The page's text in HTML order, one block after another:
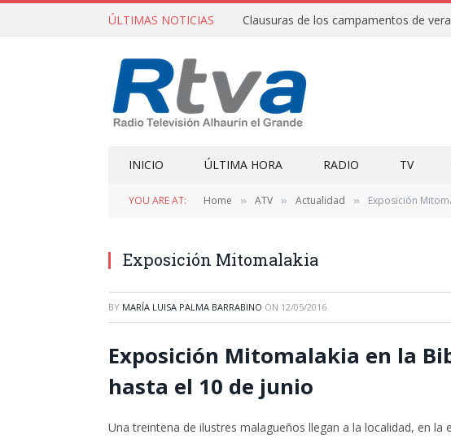
ÚLTIMAS NOTICIAS
INICIO ÚLTIMA HORA RADIO TV
YOU ARE AT: Home » ATV » Actualidad » Exposición
Exposición Mitomalakia
BY MARÍA LUISA PALMA BARRABINO ON 12/05/2016
Exposición Mitomalakia en la
hasta el 10 de junio
Una treintena de ilustres malagueños llegan a la localidad, en la